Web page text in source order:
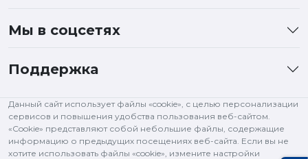
Мы в соцсетях
Поддержка
Данный сайт использует файлы «cookie», с целью персонализации
сервисов и повышения удобства пользования веб-сайтом.
«Cookie» представляют собой небольшие файлы, содержащие
информацию о предыдущих посещениях веб-сайта. Если вы не
хотите использовать файлы «cookie», измените настройки